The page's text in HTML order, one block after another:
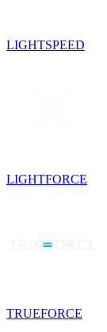
LIGHTSPEED
LIGHTFORCE
TRUEFORCE